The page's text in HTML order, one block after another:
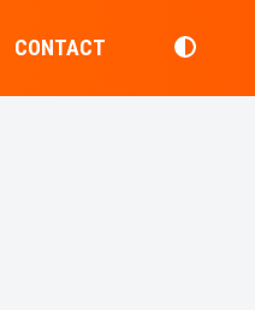
CONTACT